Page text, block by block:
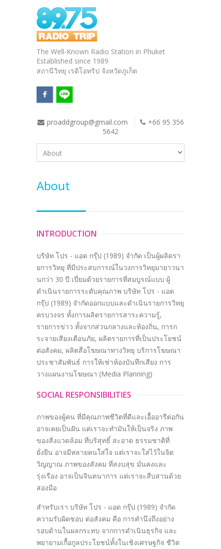
The Well-Known Radio Station in Phuket
Established since 1989
สถานีวิทยุ เรดิโอทริป จังหวัดภูเก็ต
proaddgroup@gmail.com
+66 95 356
5642
About
INTRODUCTION
บริษัท โปร - แอด กรุ๊ป (1989) จำกัด เป็นผู้ผลิดรา
ยการวิทยุ ที่มีประสบการณ์ในวงการวิทยุมายาวนา
นกว่า 30 ปี เปี่ยมด้วยรายการที่สมบูรณ์แบบ ผู้
ดำเนินรายการระดับคุณภาพ บริษัท โปร - แอด
กรุ๊ป (1989) จำกัดออกแบบและดำเนินรายการวิทยุ
ครบวงจร ทั้งการผลิตรายการสาระความรู้,
รายการข่าว ทั้งจากส่วนกลางและท้องถิ่น, การก
ระจายเสียงเตือนภัย, ผลิตรายการที่เป็นประโยชน์
ต่อสังคม, ผลิตสื่อโฆษณาทางวิทยุ บริการโฆษณา
ประชาสัมพันธ์ การให้เช่าห้องบันทึกเสียง การ
วางแผนงานโฆษณา (Media Planning)
SOCIAL RESPONSIBILITIES
ภาพของผู้คน ที่มีคุณภาพชีวิตที่ดีและเอื้ออารีต่อกัน
อาจเคยเป็นฝัน แต่เราจะทำมันให้เป็นจริง ภาพ
ของสิ่งแวดล้อม ที่บริสุทธิ์ สะอาด ธรรมชาติที่
ยั่งยืน อาจมีหลายคนใส่ใจ แต่เราจะใส่ไว้ในจิต
วิญญาณ ภาพของสังคม ที่สงบสุข มั่นคงและ
รุ่งเรือง อาจเป็นจินตนาการ แต่เราจะสืบสานด้วย
สองมือ
สำหรับเรา บริษัท โปร - แอด กรุ๊ป (1989) จำกัด
ความรับผิดชอบ ต่อสังคม คือ การคำนึงถึงอย่าง
รอบด้านในผลกระทบ จากการดำเนินธุรกิจ และ
พยายามเกื้อกูลประโยชน์ทั้งในเชิงเศรษฐกิจ ชีวิต